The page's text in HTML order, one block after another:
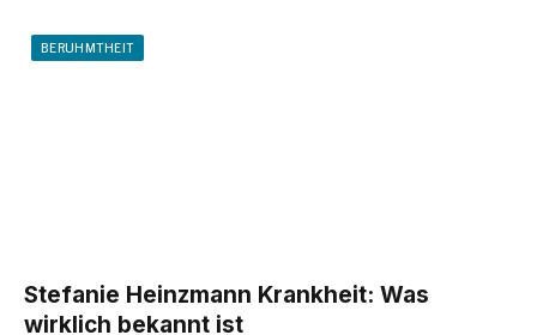
BERUHMTHEIT
Stefanie Heinzmann Krankheit: Was
wirklich bekannt ist